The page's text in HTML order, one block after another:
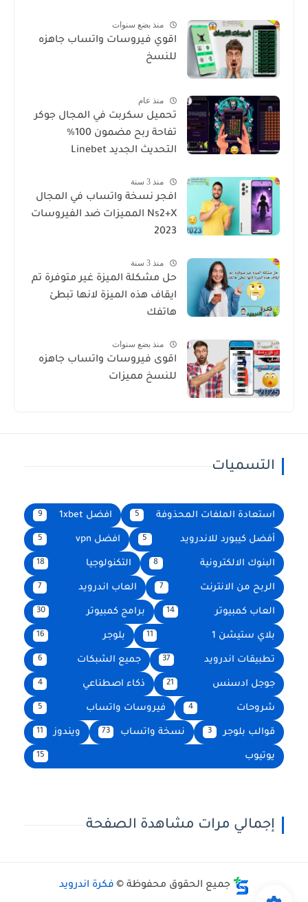
منذ بضع سنوات
اقوي فيروسات واتساب جاهزه
للنسخ
منذ عام
تحميل سكربت في المجال جوكر
تفاحة ربح مضمون 100%
التحديث الجديد Linebet
منذ 3 سنة
افجر نسخة واتساب في المجال
Ns2+X المميزات ضد الفيروسات
2023
منذ 3 سنة
حل مشكلة الميزة غير متوفرة تم
ايقاف هذه الميزة لانها تبطئ
هاتفك
منذ بضع سنوات
اقوى فيروسات واتساب جاهزه
للنسخ مميزات
التسميات
استعادة الملفات المحذوفة 5 افضل 1xbet 9
أفضل كيبورد للاندرويد 5 افضل vpn 5
البنوك الالكترونية 8 التكنولوجيا 18
الربح من الانترنت 7 العاب اندرويد 7
العاب كمبيوتر 14 برامج كمبيوتر 30
بلاي ستيشن 1 11 بلوجر 16
تطبيقات اندرويد 37 جميع الشبكات 6
جوجل ادسنس 21 ذكاء اصطناعي 4
شروحات 4 فيروسات واتساب 5
قوالب بلوجر 3 نسخة واتساب 73 ويندوز 11
يوتيوب 15
إجمالي مرات مشاهدة الصفحة
جميع الحقوق محفوظة © فكرة اندرويد